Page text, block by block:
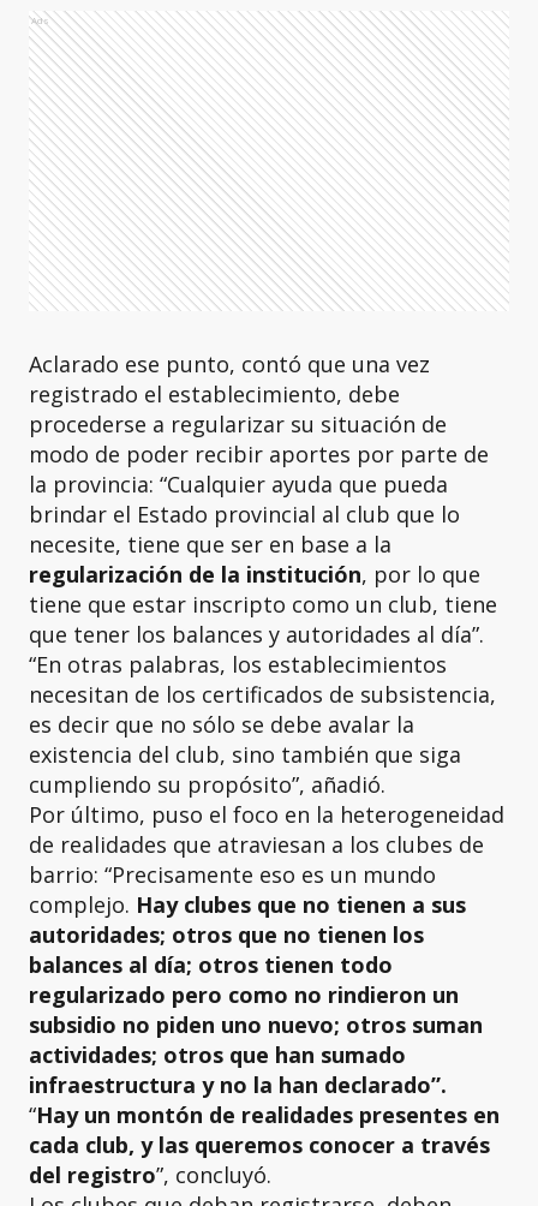
Ads
Aclarado ese punto, contó que una vez
registrado el establecimiento, debe
procederse a regularizar su situación de
modo de poder recibir aportes por parte de
la provincia: “Cualquier ayuda que pueda
brindar el Estado provincial al club que lo
necesite, tiene que ser en base a la
regularización de la institución, por lo que
tiene que estar inscripto como un club, tiene
que tener los balances y autoridades al día”.
“En otras palabras, los establecimientos
necesitan de los certificados de subsistencia,
es decir que no sólo se debe avalar la
existencia del club, sino también que siga
cumpliendo su propósito”, añadió.
Por último, puso el foco en la heterogeneidad
de realidades que atraviesan a los clubes de
barrio: “Precisamente eso es un mundo
complejo. Hay clubes que no tienen a sus
autoridades; otros que no tienen los
balances al día; otros tienen todo
regularizado pero como no rindieron un
subsidio no piden uno nuevo; otros suman
actividades; otros que han sumado
infraestructura y no la han declarado”.
“Hay un montón de realidades presentes en
cada club, y las queremos conocer a través
del registro”, concluyó.